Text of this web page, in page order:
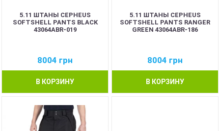
5.11 ШТАНЫ CEPHEUS
SOFTSHELL PANTS BLACK
43064ABR-019
8004 грн
В КОРЗИНУ
5.11 ШТАНЫ CEPHEUS
SOFTSHELL PANTS RANGER
GREEN 43064ABR-186
8004 грн
В КОРЗИНУ